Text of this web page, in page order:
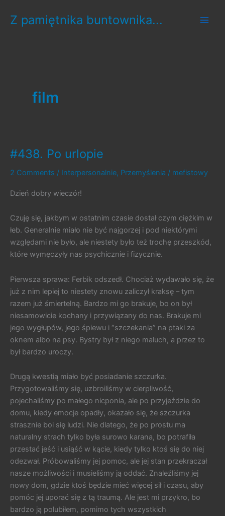
content
Z pamiętnika buntownika...
film
#438. Po urlopie
2 Comments / Interpersonalnie, Przemyślenia / mefistowy
Dzień dobry wieczór!
Czuję się, jakbym w ostatnim czasie dostał czym ciężkim w
łeb. Generalnie miało nie być najgorzej i pod niektórymi
względami nie było, ale niestety było też trochę przeszkód,
które wymęczyły nas psychicznie i fizycznie.
Pierwsza sprawa: Ferbik odszedł. Chociaż wydawało się, że
już z nim lepiej to niestety znowu zaliczył kraksę – tym
razem już śmiertelną. Bardzo mi go brakuje, bo on był
niesamowicie kochany i przywiązany do nas. Brakuje mi
jego wygłupów, jego śpiewu i “szczekania” na ptaki za
oknem albo na psy. Bystry był z niego maluch, a przez to
był bardzo uroczy.
Drugą kwestią miało być posiadanie szczurka.
Przygotowaliśmy się, uzbroiliśmy w cierpliwość,
pojechaliśmy po małego nicponia, ale po przyjeździe do
domu, kiedy emocje opadły, okazało się, że szczurka
strasznie boi się ludzi. Nie dlatego, że po prostu ma
naturalny strach tylko była surowo karana, bo potrafiła
przestać jeść i usiąść w kącie, kiedy tylko ktoś się do niej
odezwał. Próbowaliśmy jej pomoc, ale jej stan przekraczał
nasze możliwości i musieliśmy ją oddać. Znaleźliśmy jej
nowy dom, gdzie ktoś będzie mieć więcej sił i czasu, aby
pomóc jej uporać się z tą traumą. Ale jest mi przykro, bo
bardzo ją polubiłem, pomimo tych wszystkich